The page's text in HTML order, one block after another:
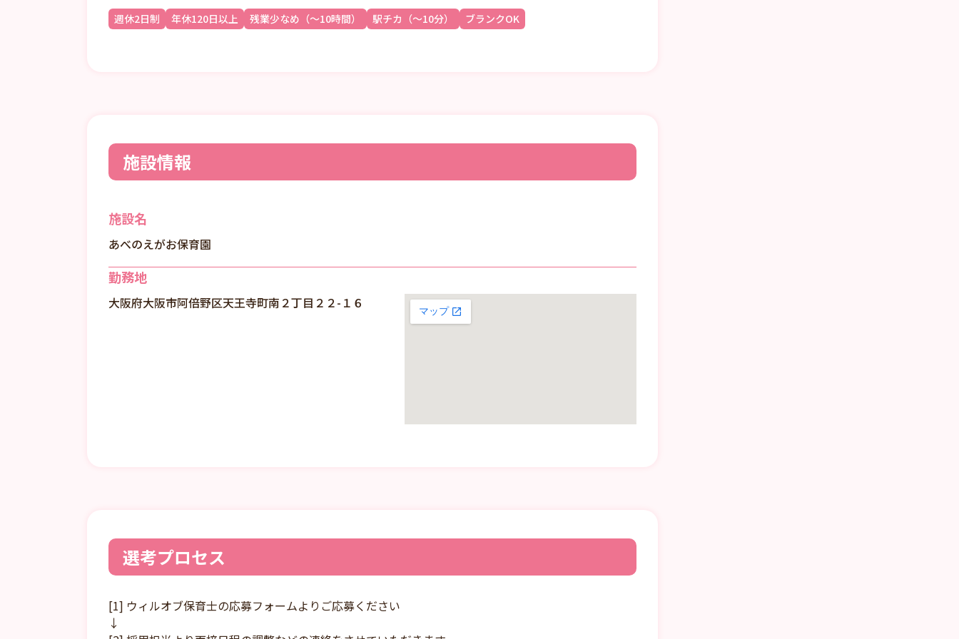
週休2日制 年休120日以上 残業少なめ（～10時間） 駅チカ（～10分） ブランクOK
施設情報
施設名
あべのえがお保育園
勤務地
大阪府大阪市阿倍野区天王寺町南２丁目２２-１６
選考プロセス
[1] ウィルオブ保育士の応募フォームよりご応募ください
↓